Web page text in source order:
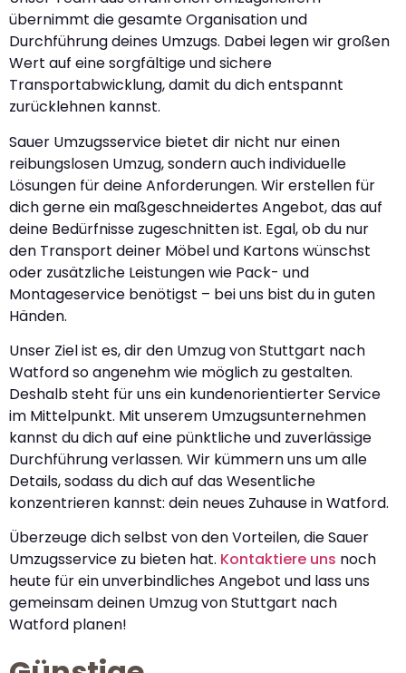
übernimmt die gesamte Organisation und
Durchführung deines Umzugs. Dabei legen wir großen
Wert auf eine sorgfältige und sichere
Transportabwicklung, damit du dich entspannt
zurücklehnen kannst.
Sauer Umzugsservice bietet dir nicht nur einen
reibungslosen Umzug, sondern auch individuelle
Lösungen für deine Anforderungen. Wir erstellen für
dich gerne ein maßgeschneidertes Angebot, das auf
deine Bedürfnisse zugeschnitten ist. Egal, ob du nur
den Transport deiner Möbel und Kartons wünschst
oder zusätzliche Leistungen wie Pack- und
Montageservice benötigst – bei uns bist du in guten
Händen.
Unser Ziel ist es, dir den Umzug von Stuttgart nach
Watford so angenehm wie möglich zu gestalten.
Deshalb steht für uns ein kundenorientierter Service
im Mittelpunkt. Mit unserem Umzugsunternehmen
kannst du dich auf eine pünktliche und zuverlässige
Durchführung verlassen. Wir kümmern uns um alle
Details, sodass du dich auf das Wesentliche
konzentrieren kannst: dein neues Zuhause in Watford.
Überzeuge dich selbst von den Vorteilen, die Sauer
Umzugsservice zu bieten hat. Kontaktiere uns noch
heute für ein unverbindliches Angebot und lass uns
gemeinsam deinen Umzug von Stuttgart nach
Watford planen!